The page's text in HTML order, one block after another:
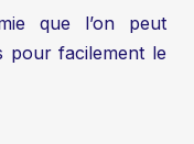
que l’on peut
pour facilement le